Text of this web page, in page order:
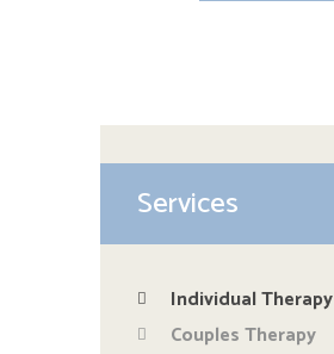
Services
Individual Therapy
Couples Therapy